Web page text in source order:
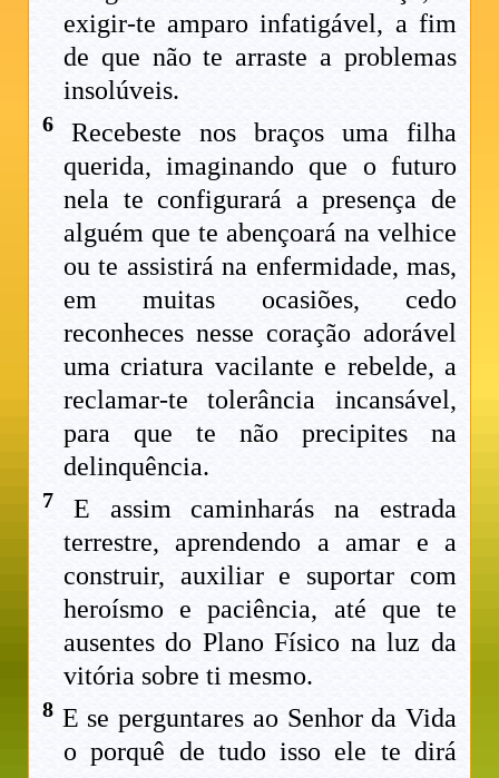
exigir-te amparo infatigável, a fim
de que não te arraste a problemas
insolúveis.
6 Recebeste nos braços uma filha
querida, imaginando que o futuro
nela te configurará a presença de
alguém que te abençoará na velhice
ou te assistirá na enfermidade, mas,
em muitas ocasiões, cedo
reconheces nesse coração adorável
uma criatura vacilante e rebelde, a
reclamar-te tolerância incansável,
para que te não precipites na
delinquência.
7 E assim caminharás na estrada
terrestre, aprendendo a amar e a
construir, auxiliar e suportar com
heroísmo e paciência, até que te
ausentes do Plano Físico na luz da
vitória sobre ti mesmo.
8 E se perguntares ao Senhor da Vida
o porquê de tudo isso ele te dirá